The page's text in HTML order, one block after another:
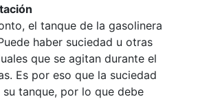
el tanque de la gasolinera
haber suciedad u otras
que se agitan durante el
Es por eso que la suciedad
su tanque, por lo que debe